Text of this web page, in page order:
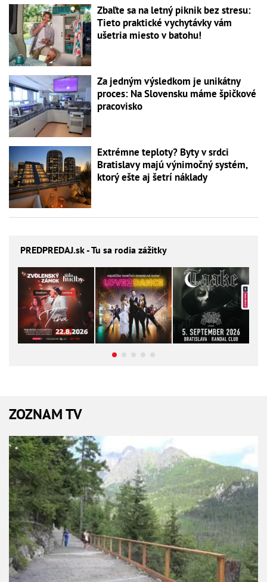
Zbaľte sa na letný piknik bez stresu:
Tieto praktické vychytávky vám
ušetria miesto v batohu!
Za jedným výsledkom je unikátny
proces: Na Slovensku máme špičkové
pracovisko
Extrémne teploty? Byty v srdci
Bratislavy majú výnimočný systém,
ktorý ešte aj šetrí náklady
PREDPREDAJ.sk - Tu sa rodia zážitky
ZOZNAM TV